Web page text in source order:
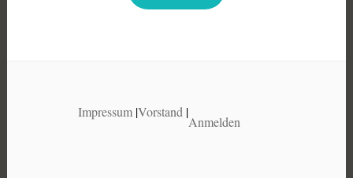
Impressum|Vorstand |
Anmelden